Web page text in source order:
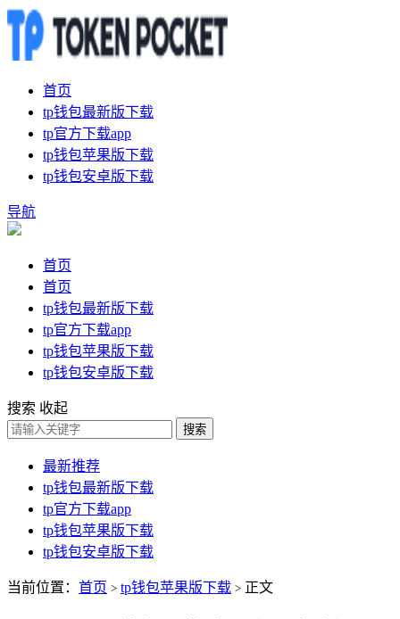
首页
tp钱包最新版下载
tp官方下载app
tp钱包苹果版下载
tp钱包安卓版下载
导航
首页
首页
tp钱包最新版下载
tp官方下载app
tp钱包苹果版下载
tp钱包安卓版下载
搜索 收起
搜索
最新推荐
tp钱包最新版下载
tp官方下载app
tp钱包苹果版下载
tp钱包安卓版下载
当前位置： 首页 > tp钱包苹果版下载 > 正文